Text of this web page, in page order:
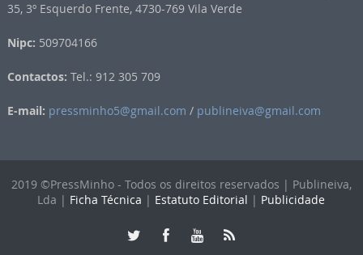
35, 3º Esquerdo Frente, 4730-769 Vila Verde
Nipc: 509704166
Contactos: Tel.: 912 305 709
E-mail: pressminho5@gmail.com / publineiva@gmail.com
2019 ©PressMinho - Todos os direitos reservados | Publineiva,
Lda | Ficha Técnica | Estatuto Editorial | Publicidade